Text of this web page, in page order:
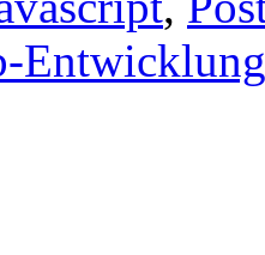
Entwicklung